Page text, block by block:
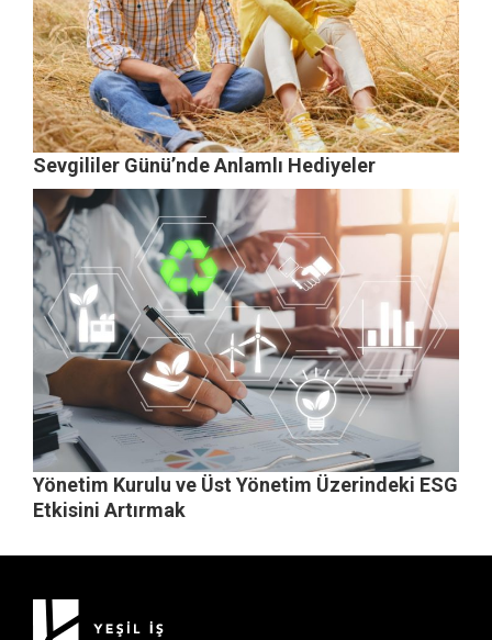
Sevgililer Günü’nde Anlamlı Hediyeler
Yönetim Kurulu ve Üst Yönetim Üzerindeki ESG
Etkisini Artırmak